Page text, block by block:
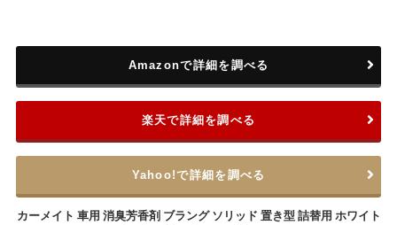
カーメイト 車用 消臭芳香剤 ブラング ソリッド 置き型 詰替用 ホワイト
Amazonで詳細を調べる
楽天で詳細を調べる
Yahoo!で詳細を調べる